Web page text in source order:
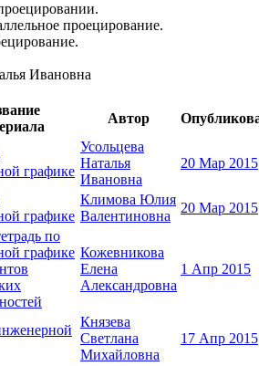
проецирование.
Ивановна
Автор
графике
Усольцева
Наталья
Ивановна
20 Мар 2015
графике
Климова Юлия
Валентиновна
20 Мар 2015
по
графике Кожевникова
Елена
Александровна
1 Апр 2015
Князева
Светлана
Михайловна
17 Апр 2015